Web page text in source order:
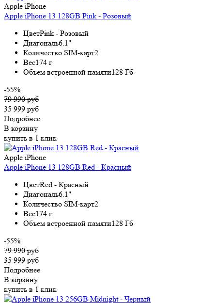
Apple iPhone
Apple iPhone 13 128GB Pink - Розовый
ЦветPink - Розовый
Диагональ6.1"
Количество SIM-карт2
Вес174 г
Объем встроенной памяти128 Гб
-55%
79 990 руб
35 999 руб
Подробнее
В корзину
купить в 1 клик
Apple iPhone
Apple iPhone 13 128GB Red - Красный
ЦветRed - Красный
Диагональ6.1"
Количество SIM-карт2
Вес174 г
Объем встроенной памяти128 Гб
-55%
79 990 руб
35 999 руб
Подробнее
В корзину
купить в 1 клик